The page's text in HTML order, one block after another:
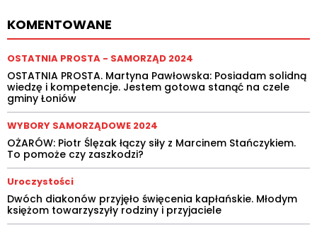
KOMENTOWANE
OSTATNIA PROSTA - SAMORZĄD 2024
OSTATNIA PROSTA. Martyna Pawłowska: Posiadam solidną
wiedzę i kompetencje. Jestem gotowa stanąć na czele
gminy Łoniów
WYBORY SAMORZĄDOWE 2024
OŻARÓW: Piotr Ślęzak łączy siły z Marcinem Stańczykiem.
To pomoże czy zaszkodzi?
Uroczystości
Dwóch diakonów przyjęło święcenia kapłańskie. Młodym
księżom towarzyszyły rodziny i przyjaciele